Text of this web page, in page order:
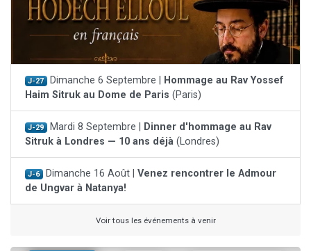
J-27 Dimanche 6 Septembre |
Hommage au Rav Yossef
Haim Sitruk au Dome de Paris (Paris)
J-29 Mardi 8 Septembre |
Dinner d'hommage au Rav
Sitruk à Londres — 10 ans déjà (Londres)
J-6 Dimanche 16 Août | Venez rencontrer le Admour
de Ungvar à Natanya!
Voir tous les événements à venir